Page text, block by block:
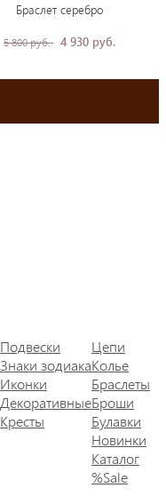
Браслет серебро
5 800 руб. 4 930 руб.
Подвески
Знаки зодиака
Иконки
Декоративные
Кресты
Цепи
Колье
Браслеты
Броши
Булавки
Новинки
Каталог
%Sale